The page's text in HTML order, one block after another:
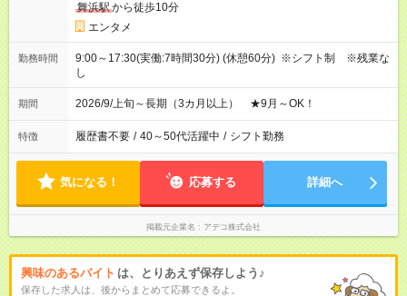
舞浜駅から徒歩10分
エンタメ
勤務時間
9:00～17:30(実働:7時間30分) (休憩60分) ※シフト制 ※残業な
し
期間 2026/9/上旬～長期（3カ月以上） ★9月～OK！
特徴 履歴書不要 / 40～50代活躍中 / シフト勤務
気になる！ 応募する 詳細へ
掲載元企業名 アデコ株式会社
興味のあるバイト は、とりあえず保存しよう♪
保存した求人は、後からまとめて応募できるよ。